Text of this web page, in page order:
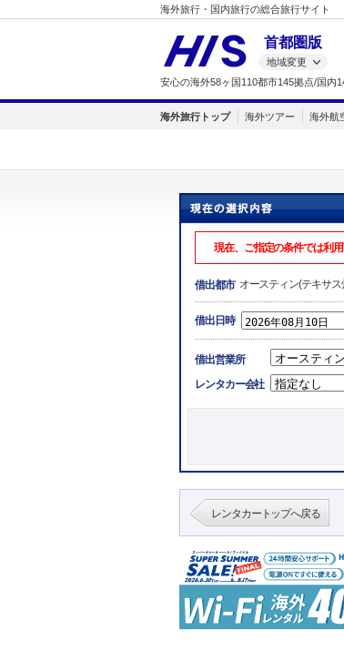
海外旅行・国内旅行の総合旅行サイト
首都圏版
地域変更
安心の海外58ヶ国110都市145拠点/国内
海外旅行トップ 海外ツアー 海外航
現在、ご指定の条件では利
借出都市 オースティン(テキサス
借出日時
借出営業所
レンタカー会社
レンタカートップへ戻る